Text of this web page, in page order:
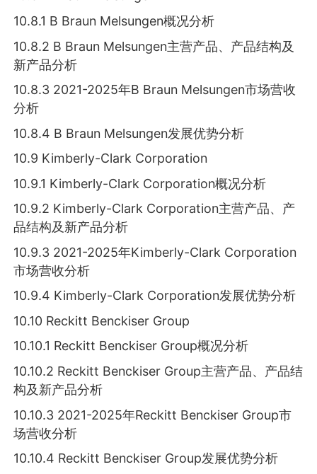
10.8.1 B Braun Melsungen概况分析
10.8.2 B Braun Melsungen主营产品、产品结构及
新产品分析
10.8.3 2021-2025年B Braun Melsungen市场营收
分析
10.8.4 B Braun Melsungen发展优势分析
10.9 Kimberly-Clark Corporation
10.9.1 Kimberly-Clark Corporation概况分析
10.9.2 Kimberly-Clark Corporation主营产品、产
品结构及新产品分析
10.9.3 2021-2025年Kimberly-Clark Corporation
市场营收分析
10.9.4 Kimberly-Clark Corporation发展优势分析
10.10 Reckitt Benckiser Group
10.10.1 Reckitt Benckiser Group概况分析
10.10.2 Reckitt Benckiser Group主营产品、产品结
构及新产品分析
10.10.3 2021-2025年Reckitt Benckiser Group市
场营收分析
10.10.4 Reckitt Benckiser Group发展优势分析